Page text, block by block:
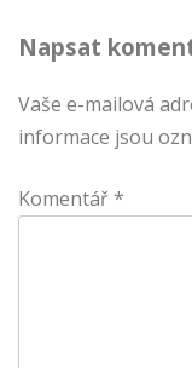
Napsat
Vaše e-mailová
informace jsou
Komentář *